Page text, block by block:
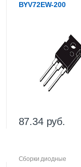
BYV72EW-200
87.34 руб.
Сборки диодные